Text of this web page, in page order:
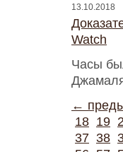
13.10.2018
Watch
Часы
←
18 19
37 38